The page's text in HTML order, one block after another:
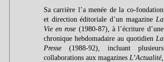
Sa carrière l’a menée de la co-fondation
et direction éditoriale d’un magazine La
Vie en rose (1980-87), à l’écriture d’une
chronique hebdomadaire au quotidien La
Presse(1988-92), incluant plusieurs
collaborations aux magazines L’Actualité,